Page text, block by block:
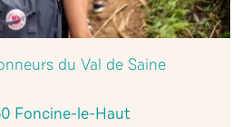
du Val de Saine
Foncine-le-Haut